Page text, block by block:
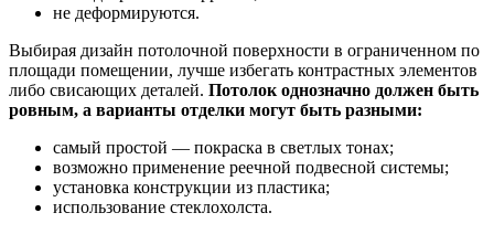
не деформируются.
Выбирая дизайн потолочной поверхности в ограниченном по
площади помещении, лучше избегать контрастных элементов
либо свисающих деталей. Потолок однозначно должен быть
ровным, а варианты отделки могут быть разными:
самый простой — покраска в светлых тонах;
возможно применение реечной подвесной системы;
установка конструкции из пластика;
использование стеклохолста.